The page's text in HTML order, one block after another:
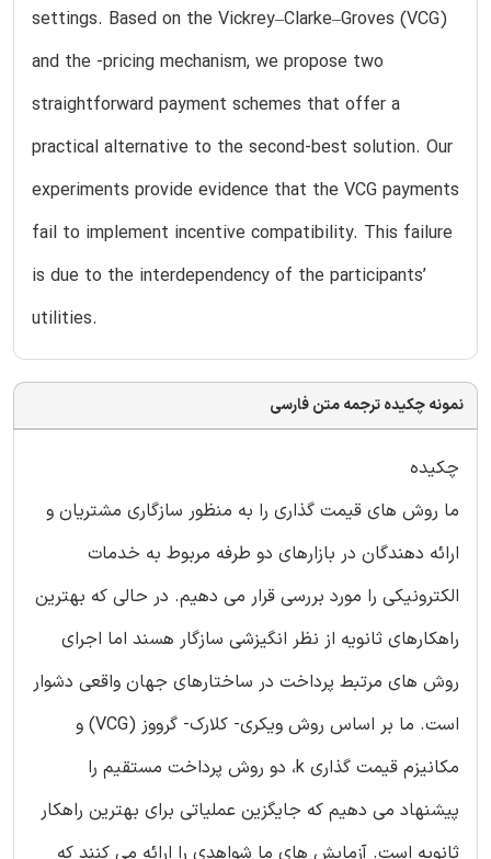
settings. Based on the Vickrey–Clarke–Groves (VCG)
and the -pricing mechanism, we propose two
straightforward payment schemes that offer a
practical alternative to the second-best solution. Our
experiments provide evidence that the VCG payments
fail to implement incentive compatibility. This failure
is due to the interdependency of the participants’
utilities.
نمونه چکیده ترجمه متن فارسی
چکیده
ما روش های قیمت گذاری را به منظور سازگاری مشتریان و
ارائه دهندگان در بازارهای دو طرفه مربوط به خدمات
الکترونیکی را مورد بررسی قرار می دهیم. در حالی که بهترین
راهکارهای ثانویه از نظر انگیزشی سازگار هسند اما اجرای
روش های مرتبط پرداخت در ساختارهای جهان واقعی دشوار
است. ما بر اساس روش ویکری- کلارک- گرووز (VCG) و
مکانیزم قیمت گذاری k، دو روش پرداخت مستقیم را
پیشنهاد می دهیم که جایگزین عملیاتی برای بهترین راهکار
ثانویه است. آزمایش های ما شواهدی را ارائه می کنند که